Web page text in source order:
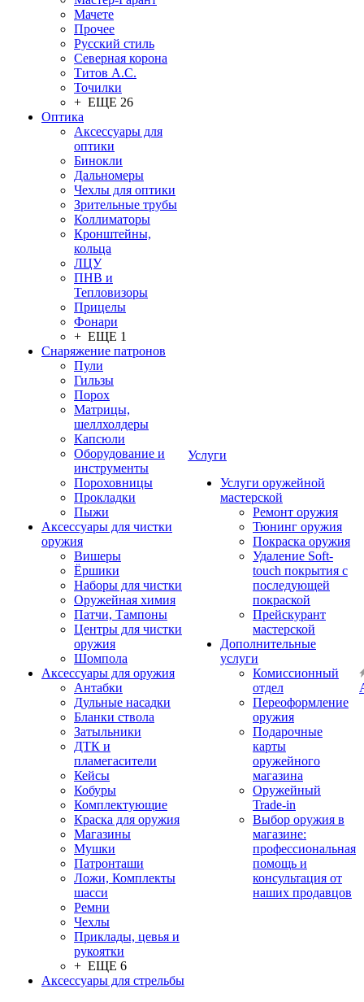
Мачете
Прочее
Русский стиль
Северная корона
Титов А.С.
Точилки
+ ЕЩЕ 26
Оптика
Аксессуары для
оптики
Бинокли
Дальномеры
Чехлы для оптики
Зрительные трубы
Коллиматоры
Кронштейны,
кольца
ЛЦУ
ПНВ и
Тепловизоры
Прицелы
Фонари
+ ЕЩЕ 1
Снаряжение патронов
Пули
Гильзы
Порох
Матрицы,
шеллхолдеры
Капсюли
Оборудование и
инструменты
Пороховницы
Прокладки
Пыжи
Аксессуары для чистки
оружия
Вишеры
Ёршики
Наборы для чистки
Оружейная химия
Патчи, Тампоны
Центры для чистки
оружия
Шомпола
Аксессуары для оружия
Антабки
Дульные насадки
Бланки ствола
Затыльники
ДТК и
пламегасители
Кейсы
Кобуры
Комплектующие
Краска для оружия
Магазины
Мушки
Патронташи
Ложи, Комплекты
шасси
Ремни
Чехлы
Приклады, цевья и
рукоятки
+ ЕЩЕ 6
Аксессуары для стрельбы
Услуги
Услуги оружейной
мастерской
Ремонт оружия
Тюнинг оружия
Покраска оружия
Удаление Soft-
touch покрытия с
последующей
покраской
Прейскурант
мастерской
Дополнительные
услуги
Комиссионный
отдел
Переоформление
оружия
Подарочные
карты
оружейного
магазина
Оружейный
Trade-in
Выбор оружия в
магазине:
профессиональная
помощь и
консультация от
наших продавцов